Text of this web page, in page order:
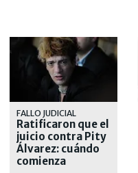
FALLO JUDICIAL
Ratificaron que el
juicio contra Pity
Álvarez: cuándo
comienza